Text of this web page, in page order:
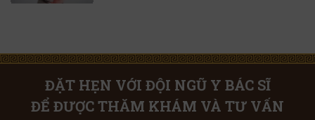
ĐẶT HẸN VỚI ĐỘI NGŨ Y BÁC SĨ
ĐỂ ĐƯỢC THĂM KHÁM VÀ TƯ VẤN